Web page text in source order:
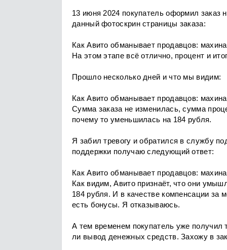
13 июня 2024 покупатель оформил заказ
данный фотоскрин страницы заказа:
Как Авито обманывает продавцов:
На этом этапе всё отлично, процент и
Прошло несколько дней и что мы видим:
Как Авито обманывает продавцов:
Сумма заказа не изменилась, сумма
почему то уменьшилась на 184 рубля.
Я забил тревогу и обратился в службу
поддержки получаю следующий ответ:
Как Авито обманывает продавцов:
Как видим, Авито признаёт, что они
184 рубля. И в качестве компенсации за
есть бонусы. Я отказываюсь.
А тем временем покупатель уже получил
ли вывод денежных средств. Захожу в